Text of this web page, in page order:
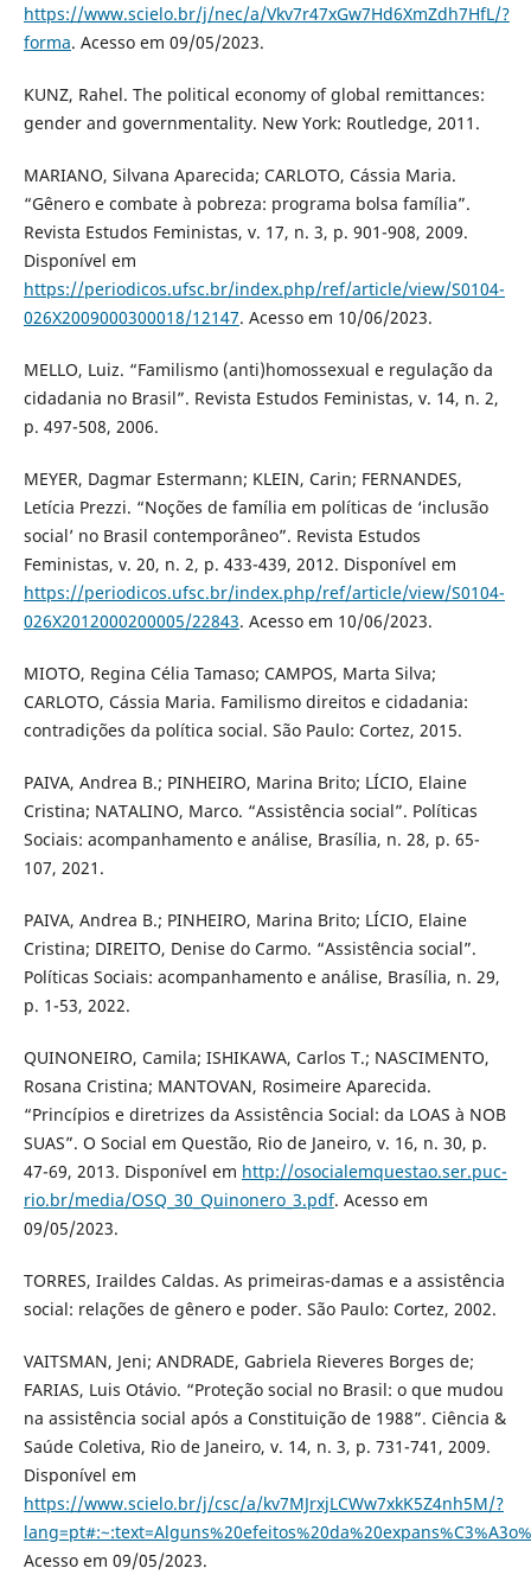
https://www.scielo.br/j/nec/a/Vkv7r47xGw7Hd6XmZdh7HfL/?
forma. Acesso em 09/05/2023.
KUNZ, Rahel. The political economy of global remittances:
gender and governmentality. New York: Routledge, 2011.
MARIANO, Silvana Aparecida; CARLOTO, Cássia Maria.
“Gênero e combate à pobreza: programa bolsa família”.
Revista Estudos Feministas, v. 17, n. 3, p. 901-908, 2009.
Disponível em
https://periodicos.ufsc.br/index.php/ref/article/view/S0104-
026X2009000300018/12147. Acesso em 10/06/2023.
MELLO, Luiz. “Familismo (anti)homossexual e regulação da
cidadania no Brasil”. Revista Estudos Feministas, v. 14, n. 2,
p. 497-508, 2006.
MEYER, Dagmar Estermann; KLEIN, Carin; FERNANDES,
Letícia Prezzi. “Noções de família em políticas de ‘inclusão
social’ no Brasil contemporâneo”. Revista Estudos
Feministas, v. 20, n. 2, p. 433-439, 2012. Disponível em
https://periodicos.ufsc.br/index.php/ref/article/view/S0104-
026X2012000200005/22843. Acesso em 10/06/2023.
MIOTO, Regina Célia Tamaso; CAMPOS, Marta Silva;
CARLOTO, Cássia Maria. Familismo direitos e cidadania:
contradições da política social. São Paulo: Cortez, 2015.
PAIVA, Andrea B.; PINHEIRO, Marina Brito; LÍCIO, Elaine
Cristina; NATALINO, Marco. “Assistência social”. Políticas
Sociais: acompanhamento e análise, Brasília, n. 28, p. 65-
107, 2021.
PAIVA, Andrea B.; PINHEIRO, Marina Brito; LÍCIO, Elaine
Cristina; DIREITO, Denise do Carmo. “Assistência social”.
Políticas Sociais: acompanhamento e análise, Brasília, n. 29,
p. 1-53, 2022.
QUINONEIRO, Camila; ISHIKAWA, Carlos T.; NASCIMENTO,
Rosana Cristina; MANTOVAN, Rosimeire Aparecida.
“Princípios e diretrizes da Assistência Social: da LOAS à NOB
SUAS”. O Social em Questão, Rio de Janeiro, v. 16, n. 30, p.
47-69, 2013. Disponível em http://osocialemquestao.ser.puc-
rio.br/media/OSQ_30_Quinonero_3.pdf. Acesso em
09/05/2023.
TORRES, Iraildes Caldas. As primeiras-damas e a assistência
social: relações de gênero e poder. São Paulo: Cortez, 2002.
VAITSMAN, Jeni; ANDRADE, Gabriela Rieveres Borges de;
FARIAS, Luis Otávio. “Proteção social no Brasil: o que mudou
na assistência social após a Constituição de 1988”. Ciência &
Saúde Coletiva, Rio de Janeiro, v. 14, n. 3, p. 731-741, 2009.
Disponível em
https://www.scielo.br/j/csc/a/kv7MJrxjLCWw7xkK5Z4nh5M/?
Acesso em 09/05/2023.